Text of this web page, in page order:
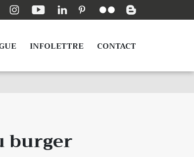
INFOLETTRE CONTACT
burger